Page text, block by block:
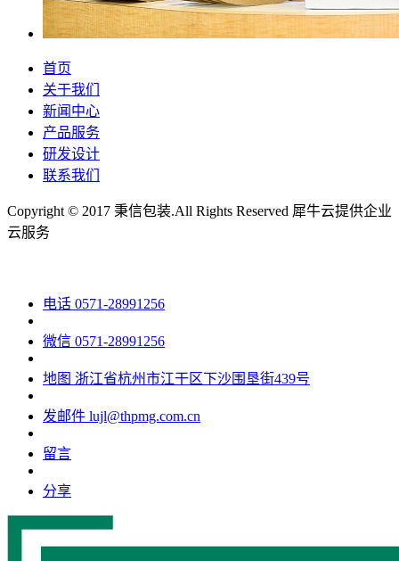
首页
关于我们
新闻中心
产品服务
研发设计
联系我们
Copyright © 2017 秉信包装.All Rights Reserved 犀牛云提供企业
云服务
电话 0571-28991256
微信 0571-28991256
地图 浙江省杭州市江干区下沙围垦街439号
发邮件 lujl@thpmg.com.cn
留言
分享